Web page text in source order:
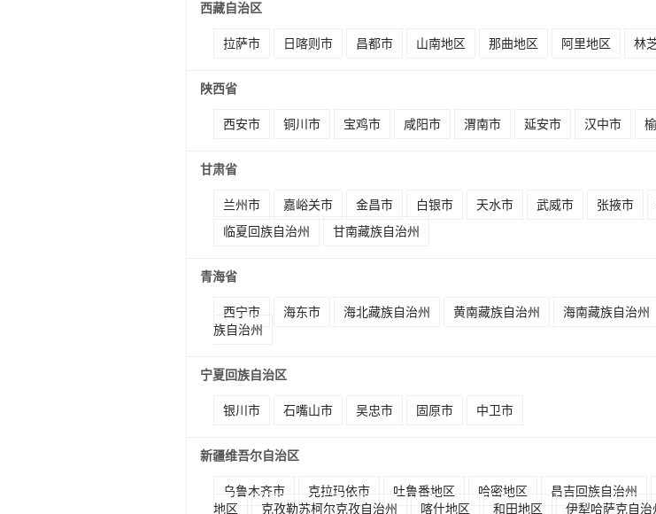
西藏自治区
拉萨市 日喀则市 昌都市 山南地区 那曲地区 阿里地区 林
陕西省
西安市 铜川市 宝鸡市 咸阳市 渭南市 延安市 汉中市
甘肃省
兰州市 嘉峪关市 金昌市 白银市 天水市 武威市 张掖市
临夏回族自治州
甘南藏族自治州
青海省
西宁市 海东市 海北藏族自治州 黄南藏族自治州 海南藏族自治州
族自治州
宁夏回族自治区
银川市 石嘴山市 吴忠市 固原市 中卫市
新疆维吾尔自治区
乌鲁木齐市 克拉玛依市 吐鲁番地区 哈密地区 昌吉回族自治州
地区
克孜勒苏柯尔克孜自治州 喀什地区 和田地区 伊犁哈萨克自治